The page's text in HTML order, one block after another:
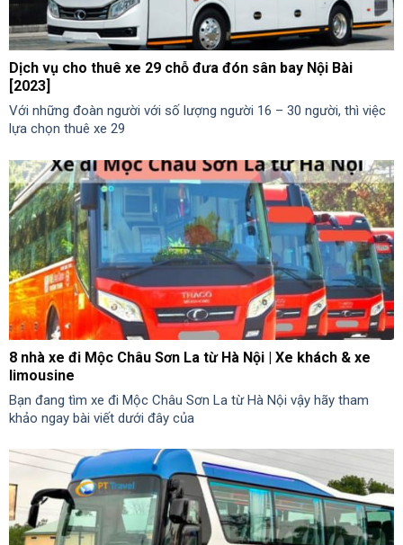
Dịch vụ cho thuê xe 29 chỗ đưa đón sân bay Nội Bài
[2023]
Với những đoàn người với số lượng người 16 – 30 người, thì việc
lựa chọn thuê xe 29
8 nhà xe đi Mộc Châu Sơn La từ Hà Nội | Xe khách & xe
limousine
Bạn đang tìm xe đi Mộc Châu Sơn La từ Hà Nội vậy hãy tham
khảo ngay bài viết dưới đây của